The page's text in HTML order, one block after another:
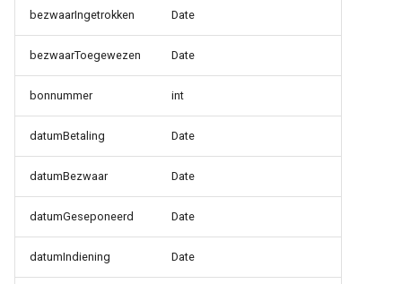
bezwaarIngetrokken Date
bezwaarToegewezen Date
bonnummer int
datumBetaling Date
datumBezwaar Date
datumGeseponeerd Date
datumIndiening Date